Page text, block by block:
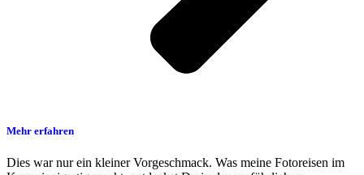
Mehr erfahren
Dies war nur ein kleiner Vorgeschmack. Was meine Fotoreisen im